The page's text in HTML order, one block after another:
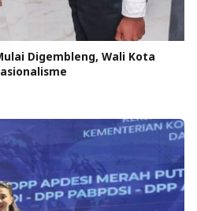
Digembleng, Wali Kota